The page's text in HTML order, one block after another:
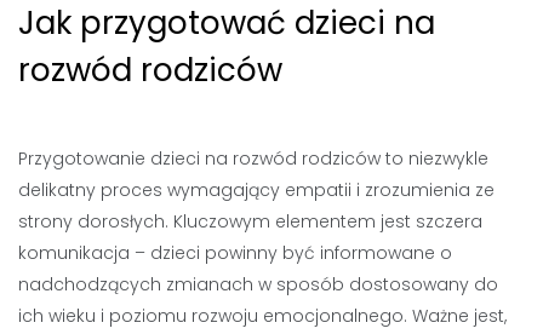
Jak przygotować dzieci na
rozwód rodziców
Przygotowanie dzieci na rozwód rodziców to niezwykle
delikatny proces wymagający empatii i zrozumienia ze
strony dorosłych. Kluczowym elementem jest szczera
komunikacja – dzieci powinny być informowane o
nadchodzących zmianach w sposób dostosowany do
ich wieku i poziomu rozwoju emocjonalnego. Ważne jest,